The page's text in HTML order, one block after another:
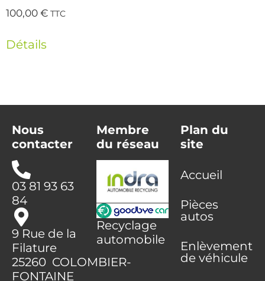
100,00€ TTC
Détails
Nous
contacter
03 81 93 63
84
9 Rue de la
Filature
25260 COLOMBIER-
FONTAINE
Membre
du réseau
Recyclage
automobile
Plan du
site
Accueil
Pièces
autos
Enlèvement
de véhicule